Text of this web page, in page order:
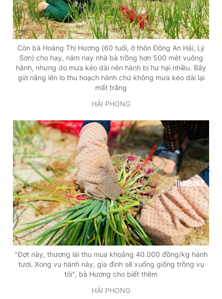
Còn bà Hoàng Thị Hương (60 tuổi, ở thôn Đông An Hải, Lý
Sơn) cho hay, năm nay nhà bà trồng hơn 500 mét vuông
hành, nhưng do mưa kéo dài nên hành bị hư hại nhiều. Bây
giờ nắng lên lo thu hoạch hành chứ không mưa kéo dài lại
mất trắng
HẢI PHONG
"Đợt này, thương lái thu mua khoảng 40.000 đồng/kg hành
tươi. Xong vụ hành này, gia đình sẽ xuống giống trồng vụ
tỏi", bà Hương cho biết thêm
HẢI PHONG